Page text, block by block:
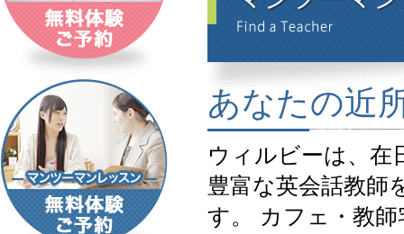
あなたの近
ウィルビーは、在
豊富な英会話教師
す。 カフェ・教